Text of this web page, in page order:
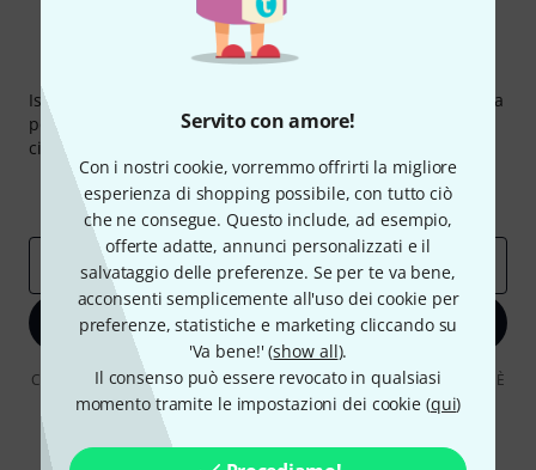
Servito con amore!
Con i nostri cookie, vorremmo offrirti la migliore
esperienza di shopping possibile, con tutto ciò
che ne consegue. Questo include, ad esempio,
offerte adatte, annunci personalizzati e il
salvataggio delle preferenze. Se per te va bene,
acconsenti semplicemente all'uso dei cookie per
preferenze, statistiche e marketing cliccando su
'Va bene!' (show all).
Il consenso può essere revocato in qualsiasi
momento tramite le impostazioni dei cookie (qui)
Thomann Newsletter
Iscriviti alla newsletter di Thomann, e con un po' di fortuna
potrai vincere uno dei 50 buoni del valore di 50 euro
ciascuno!
Contributi d'ispirazione
Offerte
Approfondimenti Thomann
Indirizzo e-mail *
Iscriviti ora
Cliccando su "Iscriviti ora", lei accetta di ricevere pubblicità via e-mail. È
possibile annullare l'iscrizione in qualsiasi momento. Può trovare
ulteriori informazioni sulla newsletter nelle nostre linee guida per la
protezione dei dati